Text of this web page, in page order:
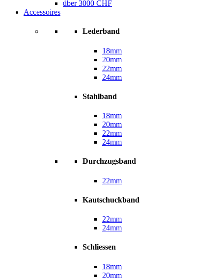
über 3000 CHF
Accessoires
Lederband
18mm
20mm
22mm
24mm
Stahlband
18mm
20mm
22mm
24mm
Durchzugsband
22mm
Kautschuckband
22mm
24mm
Schliessen
18mm
20mm